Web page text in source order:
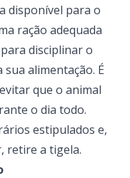
disponível para o
ração adequada
disciplinar o
alimentação. É
que o animal
o dia todo.
estipulados e,
retire a tigela.